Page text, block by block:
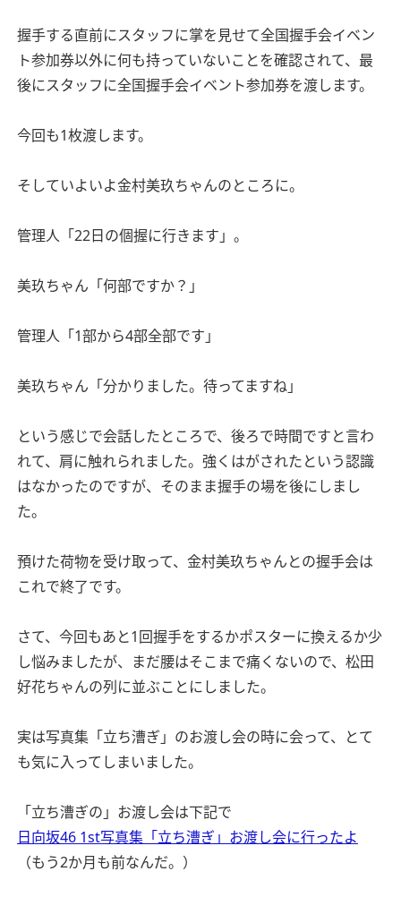
握手する直前にスタッフに掌を見せて全国握手会イベン
ト参加券以外に何も持っていないことを確認されて、最
後にスタッフに全国握手会イベント参加券を渡します。
今回も1枚渡します。
そしていよいよ金村美玖ちゃんのところに。
管理人「22日の個握に行きます」。
美玖ちゃん「何部ですか？」
管理人「1部から4部全部です」
美玖ちゃん「分かりました。待ってますね」
という感じで会話したところで、後ろで時間ですと言わ
れて、肩に触れられました。強くはがされたという認識
はなかったのですが、そのまま握手の場を後にしまし
た。
預けた荷物を受け取って、金村美玖ちゃんとの握手会は
これで終了です。
さて、今回もあと1回握手をするかポスターに換えるか少
し悩みましたが、まだ腰はそこまで痛くないので、松田
好花ちゃんの列に並ぶことにしました。
実は写真集「立ち漕ぎ」のお渡し会の時に会って、とて
も気に入ってしまいました。
「立ち漕ぎの」お渡し会は下記で
日向坂46 1st写真集「立ち漕ぎ」お渡し会に行ったよ
（もう2か月も前なんだ。）